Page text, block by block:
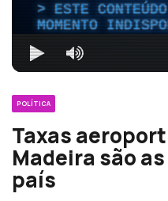
ESTE
MOMENTO
POLÍTICA
Taxas
Madeira são
país